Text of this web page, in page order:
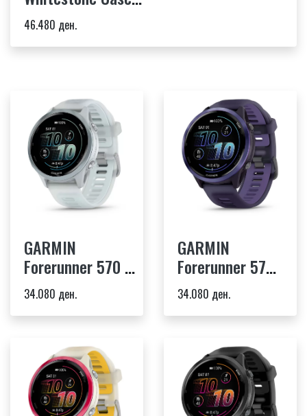
Whitestone/Translucent Amp Yellow
46.480 ден.
GARMIN
Forerunner 570 -
42mm Cloud Blue
Aluminum with
Translucent
Whitestone/Cloud
Blue
34.080 ден.
GARMIN
Forerunner 570
- 47mm Indigo
Aluminum
Translucent
Imperial
Purple/Indigo
34.080 ден.